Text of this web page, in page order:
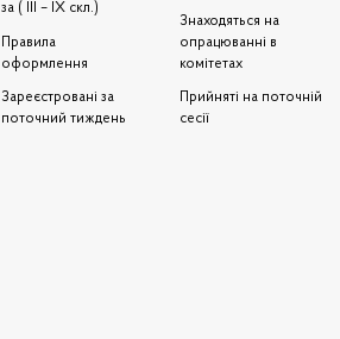
за ( III – IX скл.)
Правила
оформлення
Зареєстровані за
поточний тиждень
Знаходяться на
опрацюванні в
комітетах
Прийняті на поточній
сесії